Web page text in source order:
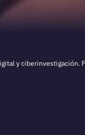
y ciberinvestigación.